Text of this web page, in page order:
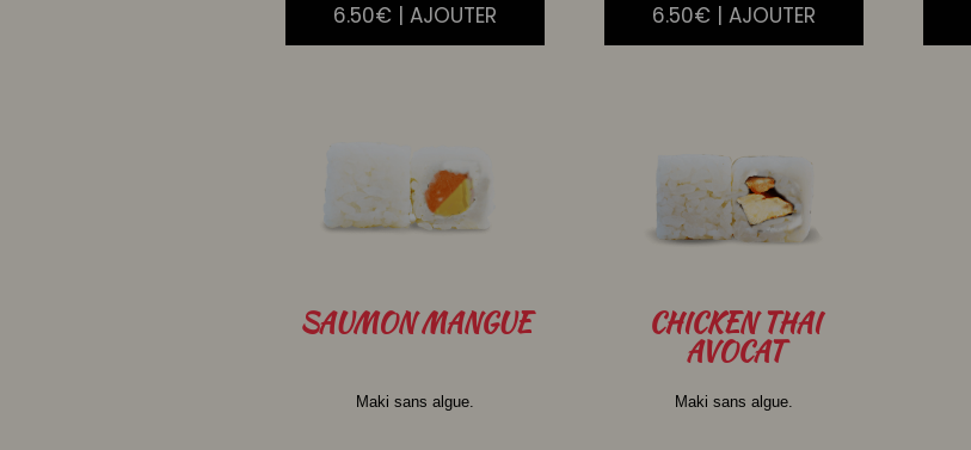
6.50€ | AJOUTER 6.50€ | AJOUTER
SAUMONMANGUE
Maki sans algue.
CHICKENTHAI
AVOCAT
Maki sans algue.